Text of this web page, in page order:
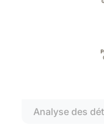
Analyse des